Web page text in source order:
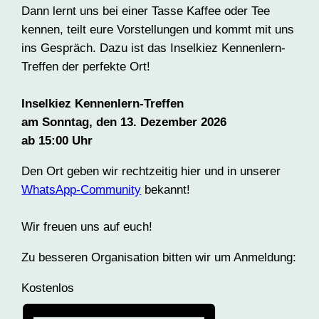
Dann lernt uns bei einer Tasse Kaffee oder Tee
kennen, teilt eure Vorstellungen und kommt mit uns
ins Gespräch. Dazu ist das Inselkiez Kennenlern-
Treffen der perfekte Ort!
Inselkiez Kennenlern-Treffen
am Sonntag, den 13. Dezember 2026
ab 15:00 Uhr
Den Ort geben wir rechtzeitig hier und in unserer
WhatsApp-Community bekannt!
Wir freuen uns auf euch!
Zu besseren Organisation bitten wir um Anmeldung:
Kostenlos